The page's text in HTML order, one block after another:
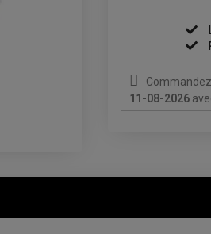
11-08-2026